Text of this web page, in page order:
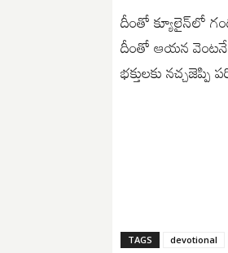
దీంతో క్యూలైన్‌లో
దీంతో ఆయన వెంటనే
భక్తులకు
TAGS devotional